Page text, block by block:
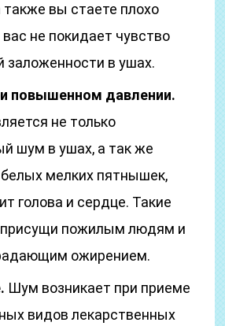
вы стаете плохо
не покидает чувство
заложенности в ушах.
повышенном давлении.
не только
шум в ушах, а так же
мелких пятнышек,
голова и сердце. Такие
пожилым людям и
ожирением.
Шум возникает при приеме
видов лекарственных